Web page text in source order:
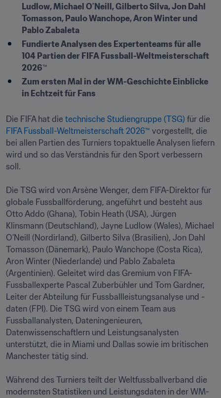
Ludlow, Michael O’Neill, Gilberto Silva, Jon Dahl
Tomasson, Paulo Wanchope, Aron Winter und
Pablo Zabaleta
Fundierte Analysen des Expertenteams für alle
104 Partien der FIFA Fussball-Weltmeisterschaft
2026™
Zum ersten Mal in der WM-Geschichte Einblicke
in Echtzeit für Fans
Die FIFA hat die technische Studiengruppe (TSG)
FIFA Fussball-Weltmeisterschaft 2026™ vorgestellt, die
bei allen Partien des Turniers topaktuelle Analysen liefern
wird und so das Verständnis für den Sport verbessern
soll.
Die TSG wird von Arsène Wenger, dem FIFA-Direktor für
globale Fussballförderung, angeführt und besteht aus
Otto Addo (Ghana), Tobin Heath (USA), Jürgen
Klinsmann (Deutschland), Jayne Ludlow (Wales), Michael
O’Neill (Nordirland), Gilberto Silva (Brasilien), Jon Dahl
Tomasson (Dänemark), Paulo Wanchope (Costa Rica),
Aron Winter (Niederlande) und Pablo Zabaleta
(Argentinien). Geleitet wird das Gremium von FIFA-
Fussballexperte Pascal Zuberbühler und Tom Gardner,
Leiter der Abteilung für Fussballleistungsanalyse und -
daten (FPI). Die TSG wird von einem Team aus
Fussballanalysten, Dateningenieuren,
Datenwissenschaftlern und Leistungsanalysten
unterstützt, die in Miami und Dallas sowie im britischen
Manchester tätig sind.
Während des Turniers teilt der Weltfussballverband die
modernsten Statistiken und Leistungsdaten in der WM-